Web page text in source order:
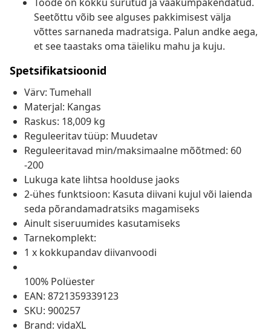
Seetõttu võib see alguses pakkimisest välja
võttes sarnaneda madratsiga. Palun andke aega,
et see taastaks oma täieliku mahu ja kuju.
Spetsifikatsioonid
Värv: Tumehall
Materjal: Kangas
Raskus: 18,009 kg
Reguleeritav tüüp: Muudetav
Reguleeritavad min/maksimaalne mõõtmed: 60
-200
Lukuga kate lihtsa hoolduse jaoks
2-ühes funktsioon: Kasuta diivani kujul või laienda
seda põrandamadratsiks magamiseks
Ainult siseruumides kasutamiseks
Tarnekomplekt:
1 x kokkupandav diivanvoodi
100% Polüester
EAN: 8721359339123
SKU: 900257
Brand: vidaXL